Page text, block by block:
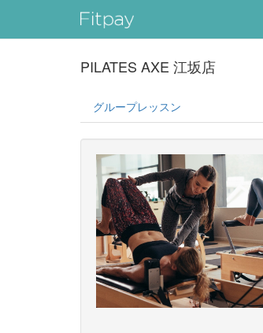
PILATES AXE 江坂店
グループレッスン